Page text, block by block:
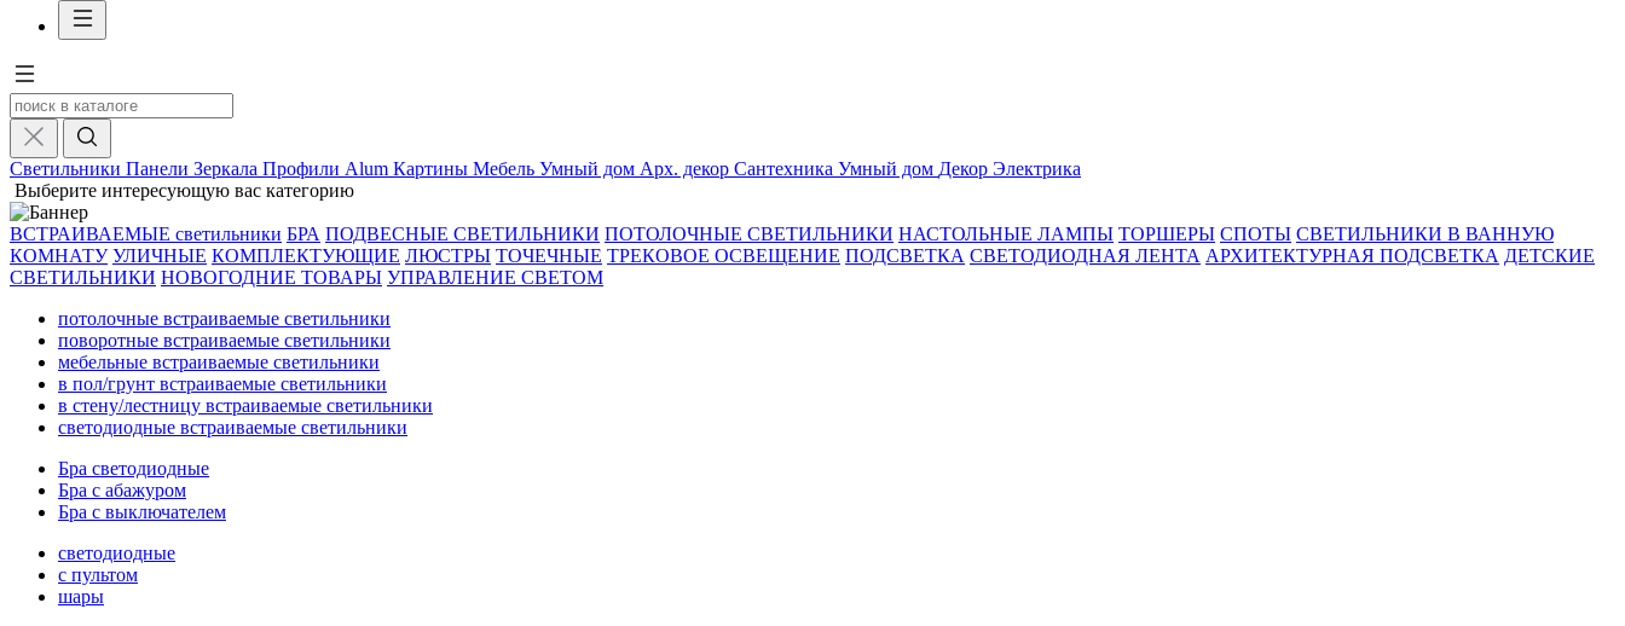
Светильники Панели Зеркала Профили Alum Картины Мебель Умный дом Арх. декор Сантехника Умный дом Декор Электрика
Выберите интересующую вас категорию
ВСТРАИВАЕМЫЕ светильники БРА ПОДВЕСНЫЕ СВЕТИЛЬНИКИ ПОТОЛОЧНЫЕ СВЕТИЛЬНИКИ НАСТОЛЬНЫЕ ЛАМПЫ ТОРШЕРЫ СПОТЫ СВЕТИЛЬНИКИ В ВАННУЮ
КОМНАТУ УЛИЧНЫЕ КОМПЛЕКТУЮЩИЕ ЛЮСТРЫ ТОЧЕЧНЫЕ ТРЕКОВОЕ ОСВЕЩЕНИЕ ПОДСВЕТКА СВЕТОДИОДНАЯ ЛЕНТА АРХИТЕКТУРНАЯ ПОДСВЕТКА ДЕТСКИЕ
СВЕТИЛЬНИКИ НОВОГОДНИЕ ТОВАРЫ УПРАВЛЕНИЕ СВЕТОМ
потолочные встраиваемые светильники
поворотные встраиваемые светильники
мебельные встраиваемые светильники
в пол/грунт встраиваемые светильники
в стену/лестницу встраиваемые светильники
светодиодные встраиваемые светильники
Бра светодиодные
Бра с абажуром
Бра с выключателем
светодиодные
с пультом
шары